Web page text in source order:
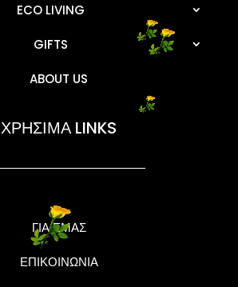
ECO LIVING
GIFTS
ABOUT US
ΧΡΗΣΙΜΑ LINKS
ΓΙΑ ΕΜΑΣ
ΕΠΙΚΟΙΝΩΝΙΑ